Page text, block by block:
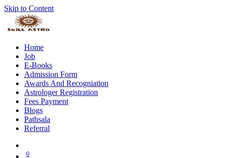
Skip to Content
Home
Job
E-Books
Admission Form
Awards And Recogniation
Astrologer Registration
Fees Payment
Blogs
Pathsala
Referral
0